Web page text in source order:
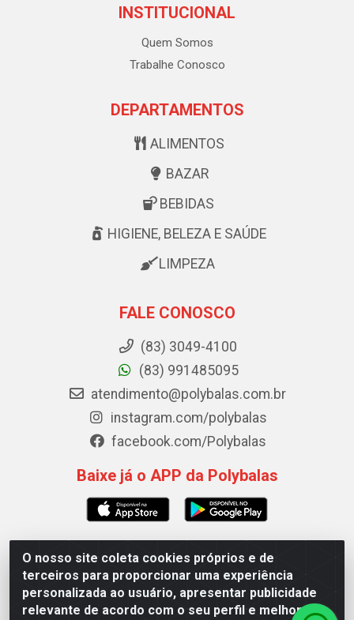
O nosso site coleta cookies próprios e de
terceiros para proporcionar uma experiência
personalizada ao usuário, apresentar publicidade
relevante de acordo com o seu perfil e melhorar a
INSTITUCIONAL
Quem Somos
Trabalhe Conosco
DEPARTAMENTOS
ALIMENTOS
BAZAR
BEBIDAS
HIGIENE, BELEZA E SAÚDE
LIMPEZA
FALE CONOSCO
(83) 3049-4100
(83) 991485095
atendimento@polybalas.com.br
instagram.com/polybalas
facebook.com/Polybalas
Baixe já o APP da Polybalas
Polybalas - Rua João Miguel de Souza, 173 Galpão B -
Ernesto Geisel, João Pessoa/PB - CEP 58.075-075 - CNPJ
00.909.327/0002-61